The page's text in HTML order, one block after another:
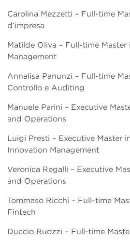
Carolina Mezzetti – Full-time
d’impresa
Matilde Oliva – Full-time Master
Management
Annalisa Panunzi – Full-time
Controllo e Auditing
Manuele Parini – Executive
and Operations
Luigi Presti – Executive Master
Innovation Management
Veronica Regalli – Executive
and Operations
Tommaso Ricchi – Full-time
Fintech
Duccio Ruozzi – Full-time